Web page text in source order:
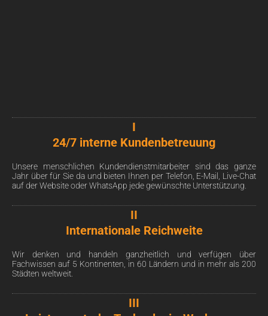
I
24/7 interne Kundenbetreuung
Unsere menschlichen Kundendienstmitarbeiter sind das ganze
Jahr über für Sie da und bieten Ihnen per Telefon, E-Mail, Live-Chat
auf der Website oder WhatsApp jede gewünschte Unterstützung.
II
Internationale Reichweite
Wir denken und handeln ganzheitlich und verfügen über
Fachwissen auf 5 Kontinenten, in 60 Ländern und in mehr als 200
Städten weltweit.
III